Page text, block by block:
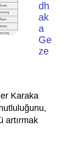
dh
ak
a
Ge
ze
Karaka
artırmak